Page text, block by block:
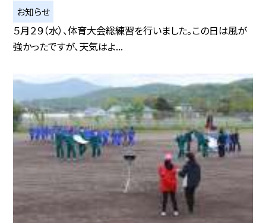
お知らせ
５月２９（水）、体育大会総練習を行いました。この日は風が
強かったですが、天気はよ...